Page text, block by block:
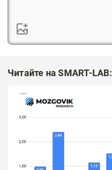
Читайте на SMART-LAB: